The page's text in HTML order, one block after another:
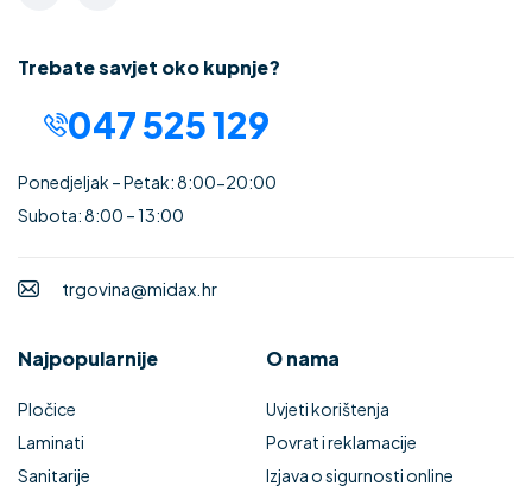
Trebate savjet oko kupnje?
047 525 129
Ponedjeljak – Petak: 8:00-20:00
Subota: 8:00 – 13:00
trgovina@midax.hr
Najpopularnije
Pločice
Laminati
Sanitarije
O nama
Uvjeti korištenja
Povrat i reklamacije
Izjava o sigurnosti online